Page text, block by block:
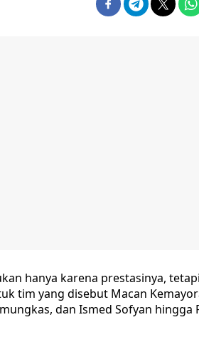
hanya karena prestasinya,
tim yang disebut Macan
dan Ismed Sofyan hingga